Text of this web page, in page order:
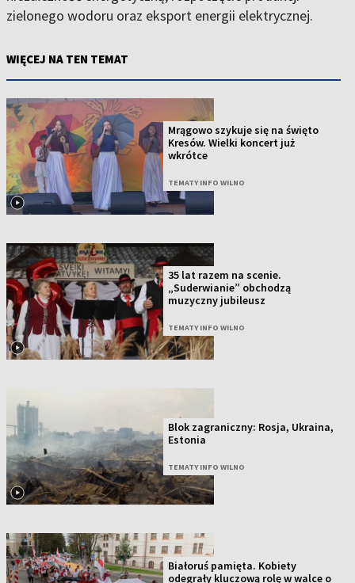
zielonego wodoru oraz eksport energii elektrycznej.
WIĘCEJ NA TEN TEMAT
Mrągowo szykuje się na święto
Kresów. Wielki koncert już
wkrótce
TEMATY INFO WILNO
35 lat razem na scenie.
„Suderwianie” obchodzą
muzyczny jubileusz
TEMATY INFO WILNO
Blok zagraniczny: Rosja, Ukraina,
Estonia
TEMATY INFO WILNO
Białoruś pamięta. Kobiety
odegrały kluczową rolę w walce o